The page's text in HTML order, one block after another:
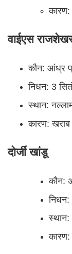
कारण:
वाईएस
कौन: आंध्र
निधन: 3
स्थान:
कारण: खराब
दोर्जी खांडू
कौन:
स्थान:
कारण: